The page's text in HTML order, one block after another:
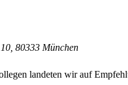
80333 München
landeten wir auf